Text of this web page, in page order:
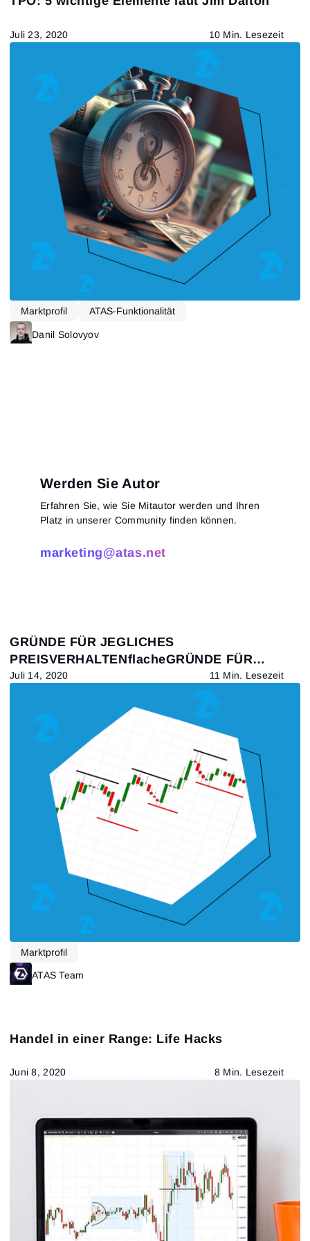
Juli 23, 2020 10 Min. Lesezeit
Marktprofil ATAS-Funktionalität
Danil Solovyov
Werden Sie Autor
Erfahren Sie, wie Sie Mitautor werden und Ihren
Platz in unserer Community finden können.
marketing@atas.net
GRÜNDE FÜR JEGLICHES
PREISVERHALTENflacheGRÜNDE FÜR
JEGLICHES PREISVERHALTEN
Juli 14, 2020 11 Min. Lesezeit
Marktprofil
ATAS Team
Handel in einer Range: Life Hacks
Juni 8, 2020 8 Min. Lesezeit